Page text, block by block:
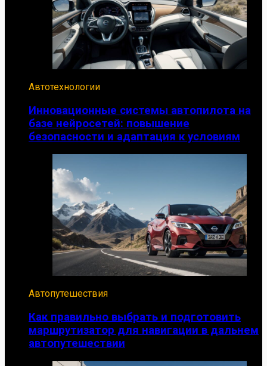
Автотехнологии
Инновационные системы автопилота на
базе нейросетей: повышение
безопасности и адаптация к условиям
Автопутешествия
Как правильно выбрать и подготовить
маршрутизатор для навигации в дальнем
автопутешествии